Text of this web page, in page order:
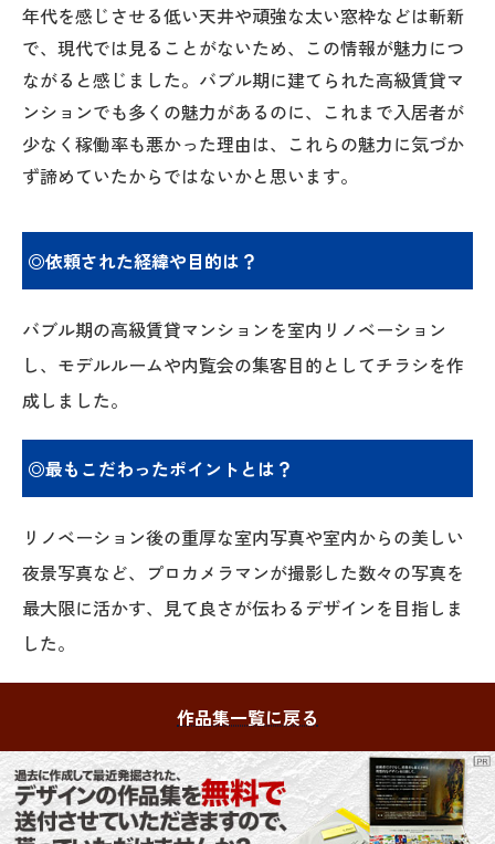
年代を感じさせる低い天井や頑強な太い窓枠などは斬新
で、現代では見ることがないため、この情報が魅力につ
ながると感じました。バブル期に建てられた高級賃貸マ
ンションでも多くの魅力があるのに、これまで入居者が
少なく稼働率も悪かった理由は、これらの魅力に気づか
ず諦めていたからではないかと思います。
◎依頼された経緯や目的は？
バブル期の高級賃貸マンションを室内リノベーション
し、モデルルームや内覧会の集客目的としてチラシを作
成しました。
◎最もこだわったポイントとは？
リノベーション後の重厚な室内写真や室内からの美しい
夜景写真など、プロカメラマンが撮影した数々の写真を
最大限に活かす、見て良さが伝わるデザインを目指しま
した。
作品集一覧に戻る